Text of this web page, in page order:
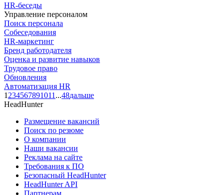
HR-беседы
Управление персоналом
Поиск персонала
Собеседования
HR-маркетинг
Бренд работодателя
Оценка и развитие навыков
Трудовое право
Обновления
Автоматизация HR
1 234567891011 ...48дальше
HeadHunter
Размещение вакансий
Поиск по резюме
О компании
Наши вакансии
Реклама на сайте
Требования к ПО
Безопасный HeadHunter
HeadHunter API
Партнерам